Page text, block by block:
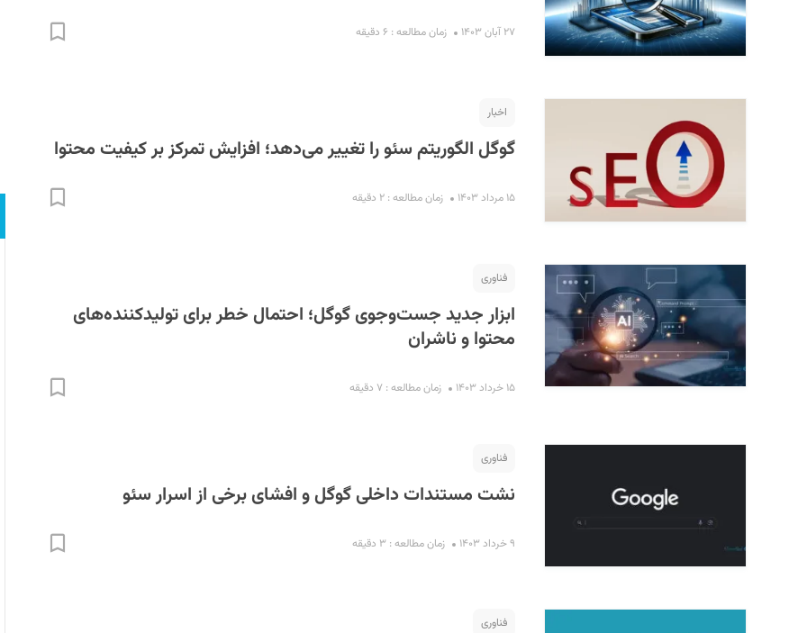
۲۷ آبان ۱۴۰۳ زمان مطالعه : ۶ دقیقه
اخبار
گوگل الگوریتم سئو را تغییر می‌دهد؛ افزایش تمرکز بر کیفیت محتوا
۱۵ مرداد ۱۴۰۳ زمان مطالعه : ۲ دقیقه
فناوری
ابزار جدید جست‌وجوی گوگل؛ احتمال خطر برای تولیدکنند‌ه‌های
محتوا و ناشران
۱۵ خرداد ۱۴۰۳ زمان مطالعه : ۷ دقیقه
فناوری
نشت مستندات داخلی گوگل و افشای برخی از اسرار سئو
۹ خرداد ۱۴۰۳ زمان مطالعه : ۳ دقیقه
فناوری